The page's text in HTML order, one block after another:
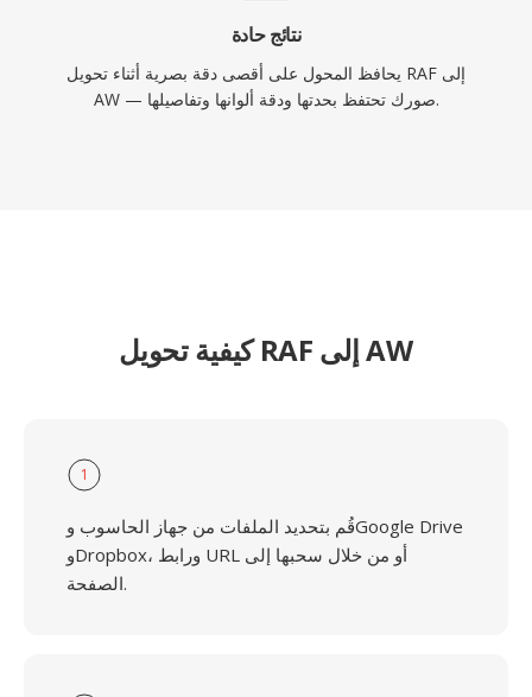
نتائج حادة
يحافظ المحول على أقصى دقة بصرية أثناء تحويل RAF إلى
AW — صورك تحتفظ بحدتها ودقة ألوانها وتفاصيلها.
كيفية تحويل RAF إلى AW
1
قُم بتحديد الملفات من جهاز الحاسوب وGoogle Drive
وDropbox، ورابط URL أو من خلال سحبها إلى
الصفحة.